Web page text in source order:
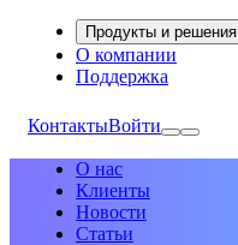
Продукты и решения
О компании
Поддержка
КонтактыВойти
О нас
Клиенты
Новости
Статьи